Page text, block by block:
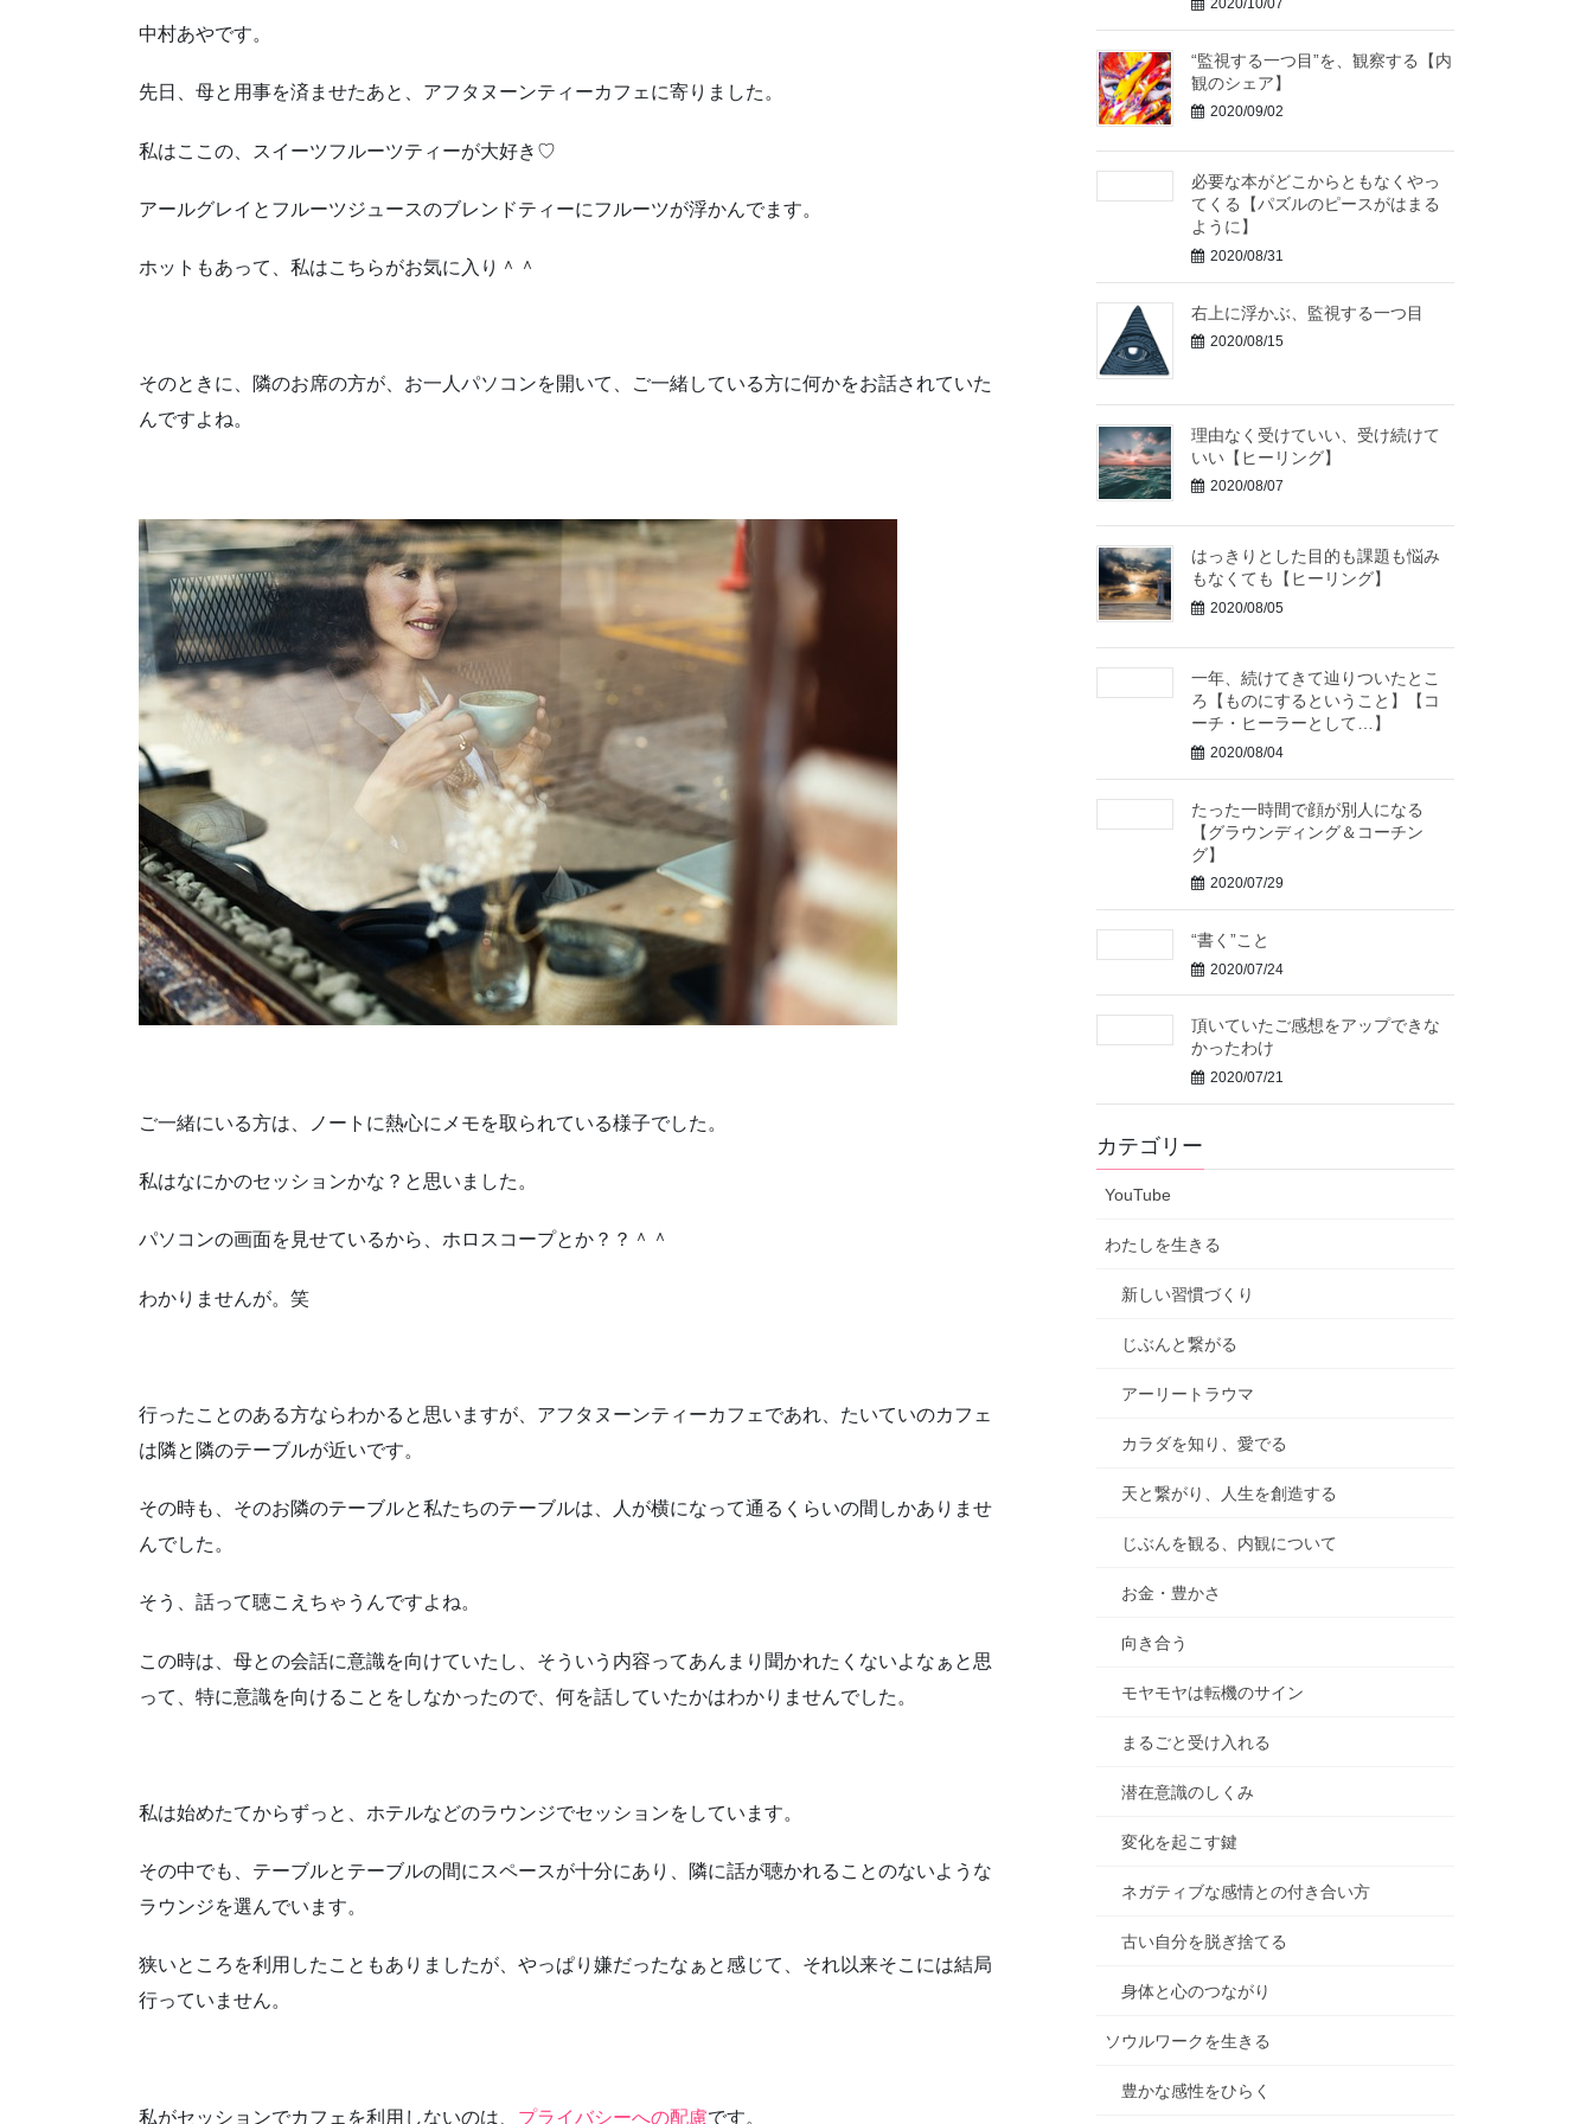
中村あやです。
先日、母と用事を済ませたあと、アフタヌーンティーカフェに寄りました。
私はここの、スイーツフルーツティーが大好き♡
アールグレイとフルーツジュースのブレンドティーにフルーツが浮かんでます。
ホットもあって、私はこちらがお気に入り＾＾
そのときに、隣のお席の方が、お一人パソコンを開いて、ご一緒している方に何かをお話されていた
んですよね。
ご一緒にいる方は、ノートに熱心にメモを取られている様子でした。
私はなにかのセッションかな？と思いました。
パソコンの画面を見せているから、ホロスコープとか？？＾＾
わかりませんが。笑
行ったことのある方ならわかると思いますが、アフタヌーンティーカフェであれ、たいていのカフェ
は隣と隣のテーブルが近いです。
その時も、そのお隣のテーブルと私たちのテーブルは、人が横になって通るくらいの間しかありませ
んでした。
そう、話って聴こえちゃうんですよね。
この時は、母との会話に意識を向けていたし、そういう内容ってあんまり聞かれたくないよなぁと思
って、特に意識を向けることをしなかったので、何を話していたかはわかりませんでした。
私は始めたてからずっと、ホテルなどのラウンジでセッションをしています。
その中でも、テーブルとテーブルの間にスペースが十分にあり、隣に話が聴かれることのないような
ラウンジを選んでいます。
狭いところを利用したこともありましたが、やっぱり嫌だったなぁと感じて、それ以来そこには結局
行っていません。
私がセッションでカフェを利用しないのは、 プライバシーへの配慮です。
“監視する一つ目”を、観察する【内
観のシェア】
2020/09/02
必要な本がどこからともなくやっ
てくる【パズルのピースがはまる
ように】
2020/08/31
右上に浮かぶ、監視する一つ目
2020/08/15
理由なく受けていい、受け続けて
いい【ヒーリング】
2020/08/07
はっきりとした目的も課題も悩み
もなくても【ヒーリング】
2020/08/05
一年、続けてきて辿りついたとこ
ろ【ものにするということ】【コ
ーチ・ヒーラーとして…】
2020/08/04
たった一時間で顔が別人になる
【グラウンディング＆コーチン
グ】
2020/07/29
“書く”こと
2020/07/24
頂いていたご感想をアップできな
かったわけ
2020/07/21
カテゴリー
YouTube
わたしを生きる
新しい習慣づくり
じぶんと繋がる
アーリートラウマ
カラダを知り、愛でる
天と繋がり、人生を創造する
じぶんを観る、内観について
お金・豊かさ
向き合う
モヤモヤは転機のサイン
まるごと受け入れる
潜在意識のしくみ
変化を起こす鍵
ネガティブな感情との付き合い方
古い自分を脱ぎ捨てる
身体と心のつながり
ソウルワークを生きる
豊かな感性をひらく